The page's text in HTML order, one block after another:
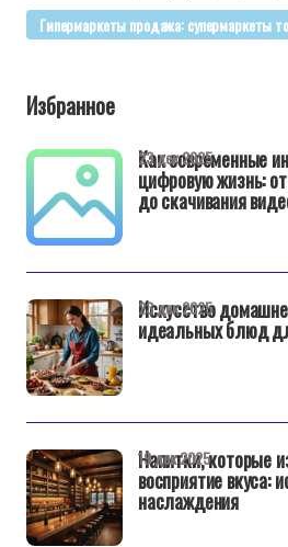
Гипермаркеты продажа: супермаркеты
Избранное
Как современные
цифровую жизнь:
до скачивания
23 дек 2025
Искусство
идеальных блюд
23 дек 2025
Напитки, которые
восприятие вкуса:
наслаждения
19 дек 2025